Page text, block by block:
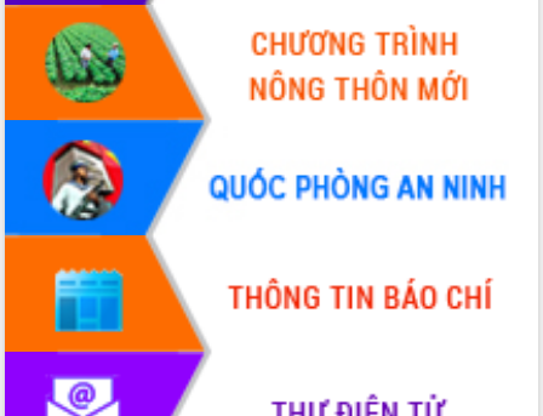
du khách thông qua Hệ thống cơ sở dữ
liệu và Bản đồ số
Tập huấn ứng dụng trí tuệ nhân tạo (AI)
trong thương mại điện tử năm 2026
Đoàn đại biểu Quốc hội tỉnh Đắk Lắk
trao đổi thông tin trước Kỳ họp thứ
nhất, Quốc hội khóa XVI
Quyết liệt cải cách hành chính, khơi
thông nguồn lực phát triển
Nâng cao hiệu lực, hiệu quả HĐND
tỉnh thông qua hiện đại hóa hành chính
Xã Ea Phê gắn cải cách hành chính với
Phó Chủ tịch Thường trực UBND tỉnh
Hồ Thị Nguyên Thảo làm việc tại Trung